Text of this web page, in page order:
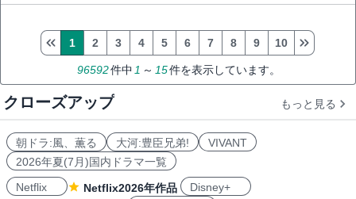
96592件中 1 ～ 15件を表示しています。
1 2 3 4 5 6 7 8 9 10
クローズアップ もっと見る
朝ドラ:風、薫る 大河:豊臣兄弟!
VIVANT
2026年夏(7月)国内ドラマ一覧
Netflix
Netflix2026年作品
Disney+